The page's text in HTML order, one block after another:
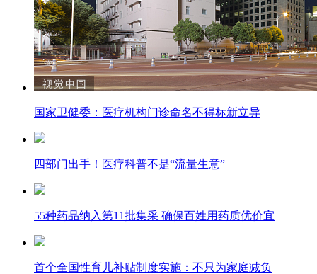
国家卫健委：医疗机构门诊命名不得标新立异
四部门出手！医疗科普不是“流量生意”
55种药品纳入第11批集采 确保百姓用药质优价宜
首个全国性育儿补贴制度实施：不只为家庭减负